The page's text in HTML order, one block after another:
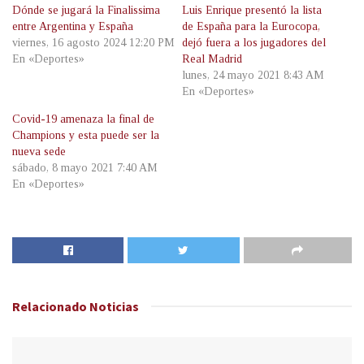
Dónde se jugará la Finalissima
entre Argentina y España
viernes, 16 agosto 2024 12:20 PM
En «Deportes»
Luis Enrique presentó la lista
de España para la Eurocopa,
dejó fuera a los jugadores del
Real Madrid
lunes, 24 mayo 2021 8:43 AM
En «Deportes»
Covid-19 amenaza la final de
Champions y esta puede ser la
nueva sede
sábado, 8 mayo 2021 7:40 AM
En «Deportes»
Relacionado Noticias